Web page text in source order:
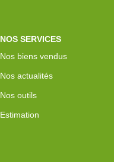
NOS SERVICES
Nos biens vendus
Nos actualités
Nos outils
Estimation